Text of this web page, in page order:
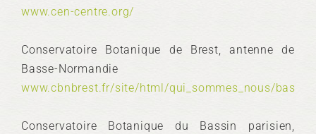
www.cen-centre.org/
Conservatoire Botanique de Brest, antenne de
Basse-Normandie
www.cbnbrest.fr/site/html/qui_sommes_nous/
Conservatoire Botanique du Bassin parisien,